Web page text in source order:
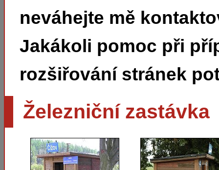
neváhejte mě
Jakákoli pomoc při
rozšiřování stránek
Železniční zastávka